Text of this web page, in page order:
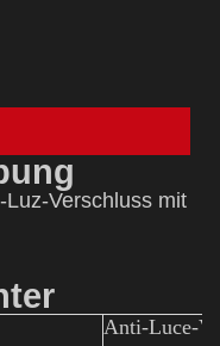
Verschluss mit
Anti-Luce-